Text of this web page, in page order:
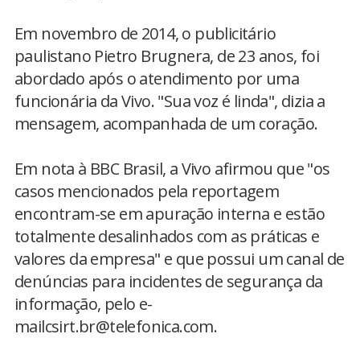
Em novembro de 2014, o publicitário
paulistano Pietro Brugnera, de 23 anos, foi
abordado após o atendimento por uma
funcionária da Vivo. "Sua voz é linda", dizia a
mensagem, acompanhada de um coração.
Em nota à BBC Brasil, a Vivo afirmou que "os
casos mencionados pela reportagem
encontram-se em apuração interna e estão
totalmente desalinhados com as práticas e
valores da empresa" e que possui um canal de
denúncias para incidentes de segurança da
informação, pelo e-
mailcsirt.br@telefonica.com.